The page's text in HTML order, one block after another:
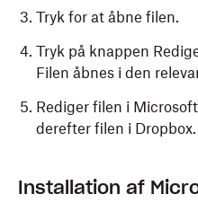
Tryk for at åbne filen.
Tryk på knappen
Filen åbnes i den
Rediger filen i
derefter filen i Dropbox.
Installation af